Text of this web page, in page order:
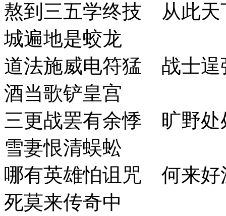
熬到三五学终技 从此
城遍地是蛟龙
道法施威电符猛 战士
酒当歌铲皇宫
三更战罢有余悸 旷野
雪妻恨清蜈蚣
哪有英雄怕诅咒 何来
死莫来传奇中